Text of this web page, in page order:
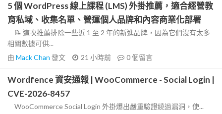
5 個 WordPress 線上課程 (LMS) 外掛推薦，適合經營教
育私域、收集名單、營運個人品牌和內容商業化部署
📝 這次推薦排除一些近 1 至 2 年的新進品牌，因為它們沒有太多
相關數據可供...
由 Mack Chan 發文 21 小時前 0個留言
Wordfence 資安通報 | WooCommerce - Social Login |
CVE-2026-8457
WooCommerce Social Login 外掛爆出嚴重驗證繞過漏洞，使...